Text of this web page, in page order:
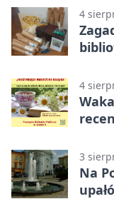
4
4
3
Na